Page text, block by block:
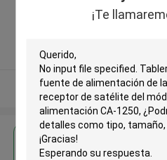
¡Te
Shen Zhen
Province. China
Vea
Obtenga el